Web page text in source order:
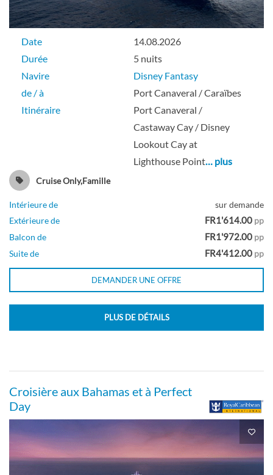
Date
14.08.2026
Durée
5 nuits
Navire
Disney Fantasy
de / à
Port Canaveral / Caraïbes
Itinéraire
Port Canaveral /
Castaway Cay / Disney
Lookout Cay at
Lighthouse Point… plus
Cruise Only,Famille
Intérieure de
sur demande
Extérieure de
FR1'614.00 pp
Balcon de
FR1'972.00 pp
Suite de
FR4'412.00 pp
DEMANDER UNE OFFRE
PLUS DE DÉTAILS
Croisière aux Bahamas et à Perfect
Day